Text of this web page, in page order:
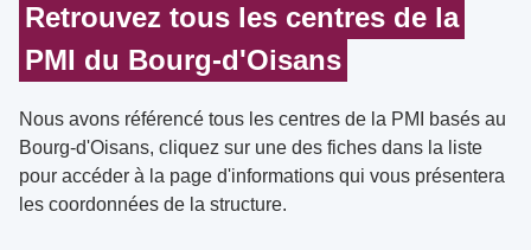
Retrouvez tous les centres de la
PMI du Bourg-d'Oisans
Nous avons référencé tous les centres de la PMI basés au
Bourg-d'Oisans, cliquez sur une des fiches dans la liste
pour accéder à la page d'informations qui vous présentera
les coordonnées de la structure.